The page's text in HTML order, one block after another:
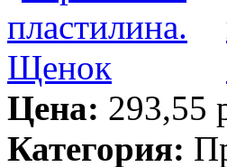
Цена: 293,55
Категория: